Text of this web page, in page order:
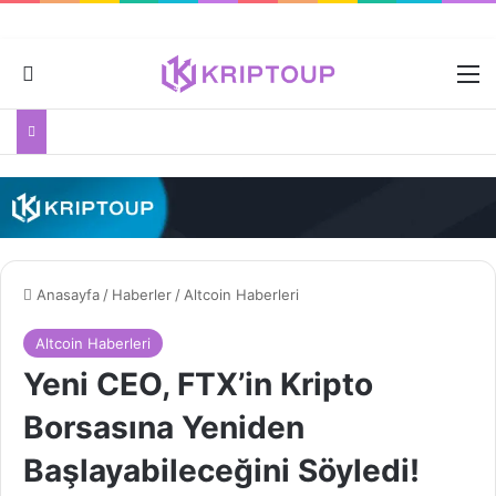
Dış görünümü değiştir
Anasayfa / Haberler / Altcoin Haberleri
Altcoin Haberleri
Yeni CEO, FTX’in Kripto
Borsasına Yeniden
Başlayabileceğini Söyledi!